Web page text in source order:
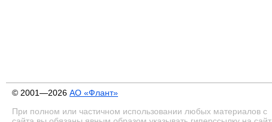
© 2001—2026 АО «Флант»
При полном или частичном использовании любых материалов с